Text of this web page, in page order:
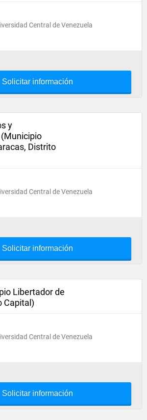
Central de Venezuela
Solicitar información
y
Distrito
Central de Venezuela
Solicitar información
Libertador de
Capital)
Central de Venezuela
Solicitar información